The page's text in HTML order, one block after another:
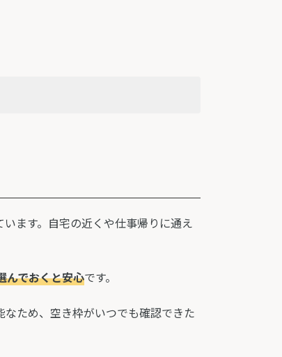
ます。自宅の近くや仕事帰りに通え
んでおくと安心です。
ため、空き枠がいつでも確認できた